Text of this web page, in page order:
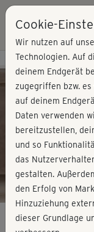
Kursvorschau - Jetzt
Cookie-
Wir nutzen auf
Technologien. Auf
deinem Endgerät
zugegriffen bzw.
auf deinem
Daten verwenden
bereitzustellen,
und so
das
gestalten.
den Erfolg von
Hinzuziehung
dieser Grundlage